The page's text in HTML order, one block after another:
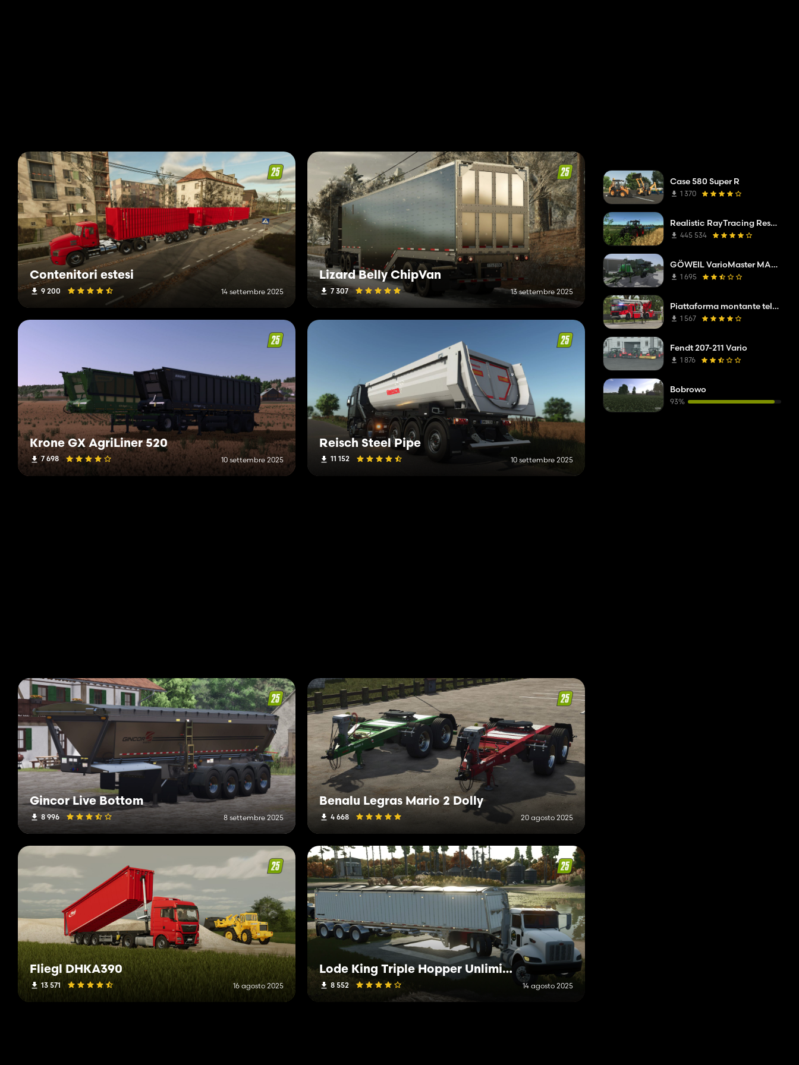
Contenitori estesi
9 200 14 settembre 2025
Lizard Belly ChipVan
7 307 13 settembre 2025
Krone GX AgriLiner 520
7 698 10 settembre 2025
Reisch Steel Pipe
11 152 10 settembre 2025
Gincor Live Bottom
8 996 8 settembre 2025
Benalu Legras Mario 2 Dolly
4 668 20 agosto 2025
Fliegl DHKA390
13 571 16 agosto 2025
Lode King Triple Hopper Unlimited
8 552 14 agosto 2025
Case 580 Super R
1 370
Realistic RayTracing Reshade Preset
445 534
GÖWEIL VarioMaster MAS COMPLETE
1 695
Piattaforma montante telescopica Mercedes Benz Econic WISS
1 567
Fendt 207-211 Vario
1 876
Bobrowo
93%